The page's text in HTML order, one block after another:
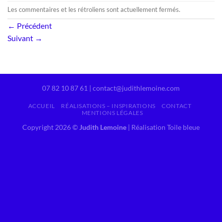
Les commentaires et les rétroliens sont actuellement fermés.
← Précédent
Suivant →
07 82 10 87 61 | contact@judithlemoine.com
ACCUEIL RÉALISATIONS – INSPIRATIONS
CONTACT
MENTIONS LÉGALES
Copyright 2026 © Judith Lemoine | Réalisation Toile bleue